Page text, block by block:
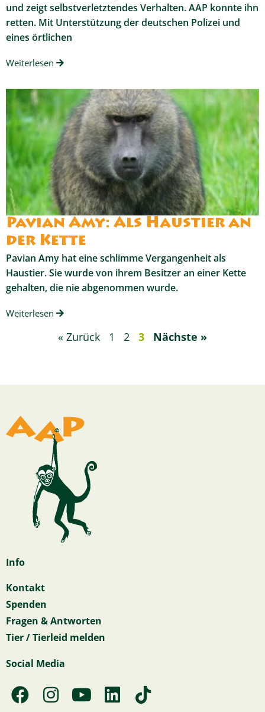
und zeigt selbstverletztendes Verhalten. AAP konnte ihn
retten. Mit Unterstützung der deutschen Polizei und
eines örtlichen
Weiterlesen
Pavian Amy: Als Haustier an
der Kette
Pavian Amy hat eine schlimme Vergangenheit als
Haustier. Sie wurde von ihrem Besitzer an einer Kette
gehalten, die nie abgenommen wurde.
Weiterlesen
« Zurück 1 2 3 Nächste »
Info
Kontakt
Spenden
Fragen & Antworten
Tier / Tierleid melden
Social Media
F
a
I
n
Y
o
L
i
T
i